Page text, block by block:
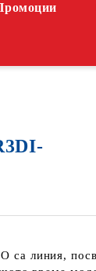
са линия,